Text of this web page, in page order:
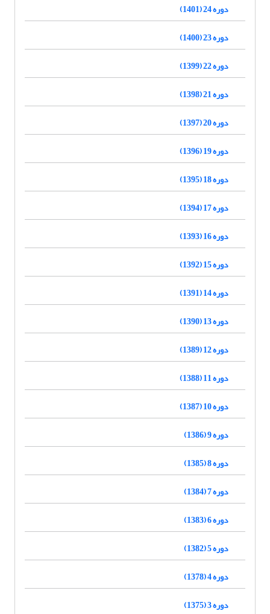
دوره 24 (1401)
دوره 23 (1400)
دوره 22 (1399)
دوره 21 (1398)
دوره 20 (1397)
دوره 19 (1396)
دوره 18 (1395)
دوره 17 (1394)
دوره 16 (1393)
دوره 15 (1392)
دوره 14 (1391)
دوره 13 (1390)
دوره 12 (1389)
دوره 11 (1388)
دوره 10 (1387)
دوره 9 (1386)
دوره 8 (1385)
دوره 7 (1384)
دوره 6 (1383)
دوره 5 (1382)
دوره 4 (1378)
دوره 3 (1375)